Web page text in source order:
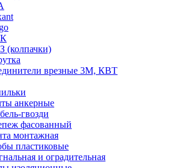
(колпачки)
врезные 3M, КВТ
анкерные
гвозди
фасованный
монтажная
пластиковые
и оградительная